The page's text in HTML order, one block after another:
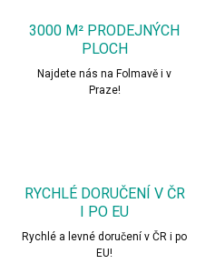
3000 M² PRODEJNÝCH
PLOCH
Najdete nás na Folmavě i v
Praze!
RYCHLÉ DORUČENÍ V ČR
I PO EU
Rychlé a levné doručení v ČR i po
EU!